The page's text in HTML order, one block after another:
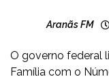
Aranãs FM
O governo federal
Família com o